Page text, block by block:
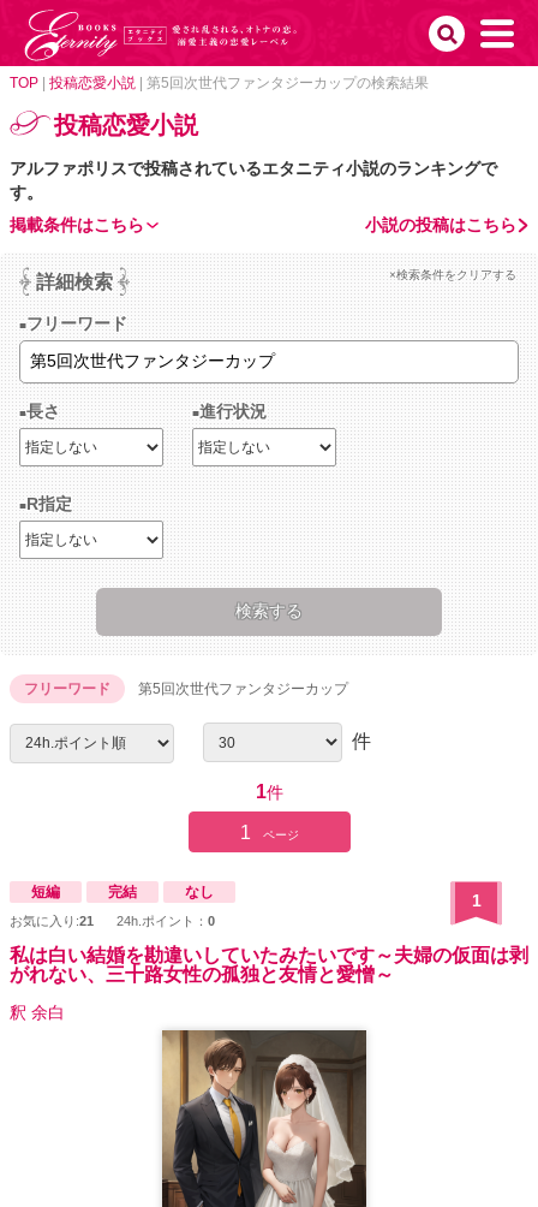
TOP 投稿恋愛小説 第5回次世代ファンタジーカップの検索結果
投稿恋愛小説
アルファポリスで投稿されているエタニティ小説のランキングで
す。
小説の投稿はこちら
掲載条件はこちら
詳細検索 ×検索条件をクリアする
フリーワード
長さ 進行状況
R指定
フリーワード 第5回次世代ファンタジーカップ
件
1件
1 ページ
短編 完結 なし
お気に入り:21 24h.ポイント： 0
1
私は白い結婚を勘違いしていたみたいです～夫婦の仮面は剥
がれない、三十路女性の孤独と友情と愛憎～
釈 余白